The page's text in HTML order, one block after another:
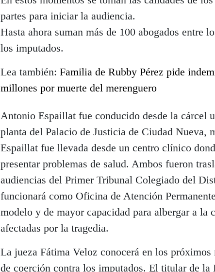
partes para iniciar la audiencia.
Hasta ahora suman más de 100 abogados entre
los imputados.
Lea también: Familia de Rubby Pérez pide
millones por muerte del merenguero
Antonio Espaillat fue conducido desde la cárcel
planta del Palacio de Justicia de Ciudad Nueva,
Espaillat fue llevada desde un centro clínico
presentar problemas de salud. Ambos fueron
audiencias del Primer Tribunal Colegiado del
funcionará como Oficina de Atención
modelo y de mayor capacidad para albergar a la
afectadas por la tragedia.
La jueza Fátima Veloz conocerá en los
de coerción contra los imputados. El titular de la